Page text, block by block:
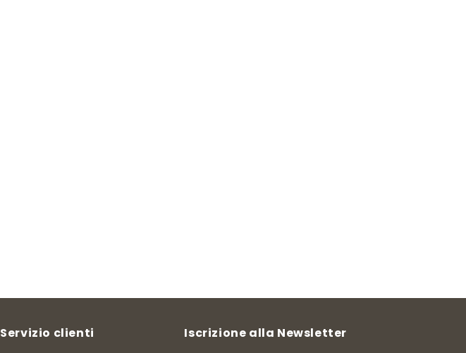
Servizio clienti
Iscrizione alla Newsletter